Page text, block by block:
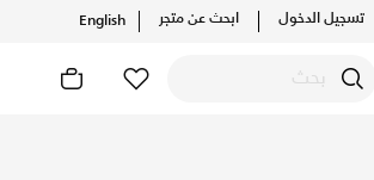
تسجيل الدخول ابحث عن متجر English